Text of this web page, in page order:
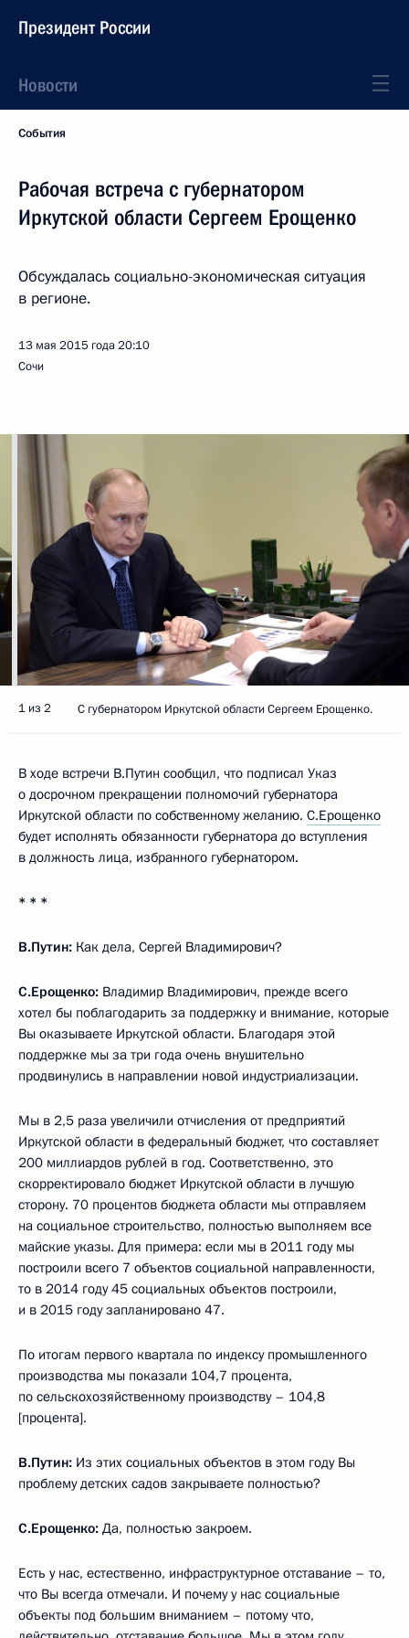
Президент России
Новости
События
Рабочая встреча с губернатором
Иркутской области Сергеем Ерощенко
Обсуждалась социально-экономическая ситуация
в регионе.
13 мая 2015 года20:10
Сочи
1 из 2 С губернатором Иркутской области Сергеем Ерощенко.
В ходе встречи В.Путин сообщил, что подписал Указ
о досрочном прекращении полномочий губернатора
Иркутской области по собственному желанию. С.Ерощенко
будет исполнять обязанности губернатора до вступления
в должность лица, избранного губернатором.
* * *
В.Путин: Как дела, Сергей Владимирович?
С.Ерощенко: Владимир Владимирович, прежде всего
хотел бы поблагодарить за поддержку и внимание, которые
Вы оказываете Иркутской области. Благодаря этой
поддержке мы за три года очень внушительно
продвинулись в направлении новой индустриализации.
Мы в 2,5 раза увеличили отчисления от предприятий
Иркутской области в федеральный бюджет, что составляет
200 миллиардов рублей в год. Соответственно, это
скорректировало бюджет Иркутской области в лучшую
сторону. 70 процентов бюджета области мы отправляем
на социальное строительство, полностью выполняем все
майские указы. Для примера: если мы в 2011 году мы
построили всего 7 объектов социальной направленности,
то в 2014 году 45 социальных объектов построили,
и в 2015 году запланировано 47.
По итогам первого квартала по индексу промышленного
производства мы показали 104,7 процента,
по сельскохозяйственному производству – 104,8
[процента].
В.Путин: Из этих социальных объектов в этом году Вы
проблему детских садов закрываете полностью?
С.Ерощенко: Да, полностью закроем.
Есть у нас, естественно, инфраструктурное отставание – то,
что Вы всегда отмечали. И почему у нас социальные
объекты под большим вниманием – потому что,